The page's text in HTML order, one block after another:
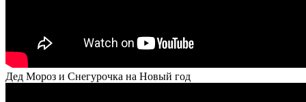
Дед Мороз и Снегурочка на Новый год